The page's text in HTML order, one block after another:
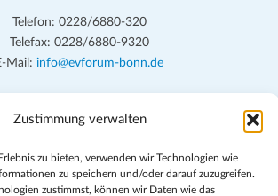
Zustimmung verwalten
zu bieten, verwenden wir Technologien wie
zu speichern und/oder darauf zuzugreifen.
zustimmst, können wir Daten wie das
Telefon: 0228/6880-320
Telefax: 0228/6880-9320
Mail: info@evforum-bonn.de
den Angeboten vor Ort auf Grundfragen des
Begegnung und ehrlicher Auseinandersetzung
aus der Verheißung des Evangeliums heraus